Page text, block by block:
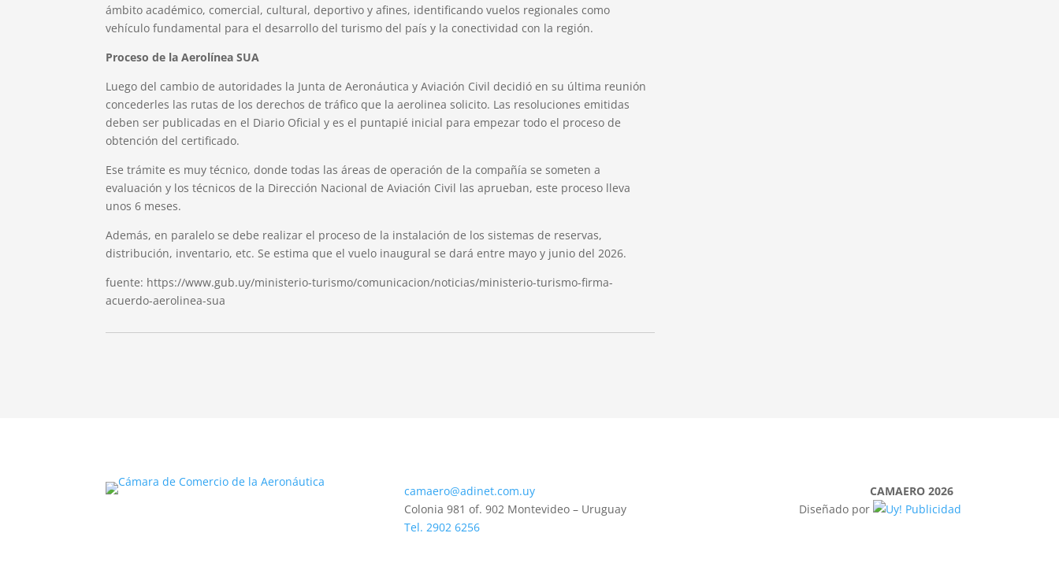
ámbito académico, comercial, cultural, deportivo y afines, identificando vuelos regionales como
vehículo fundamental para el desarrollo del turismo del país y la conectividad con la región.
Proceso de la Aerolínea SUA
Luego del cambio de autoridades la Junta de Aeronáutica y Aviación Civil decidió en su última reunión
concederles las rutas de los derechos de tráfico que la aerolinea solicito. Las resoluciones emitidas
deben ser publicadas en el Diario Oficial y es el puntapié inicial para empezar todo el proceso de
obtención del certificado.
Ese trámite es muy técnico, donde todas las áreas de operación de la compañía se someten a
evaluación y los técnicos de la Dirección Nacional de Aviación Civil las aprueban, este proceso lleva
unos 6 meses.
Además, en paralelo se debe realizar el proceso de la instalación de los sistemas de reservas,
distribución, inventario, etc. Se estima que el vuelo inaugural se dará entre mayo y junio del 2026.
fuente: https://www.gub.uy/ministerio-turismo/comunicacion/noticias/ministerio-turismo-firma-
acuerdo-aerolinea-sua
camaero@adinet.com.uy
Colonia 981 of. 902 Montevideo – Uruguay
Tel. 2902 6256
CAMAERO 2026
Diseñado por